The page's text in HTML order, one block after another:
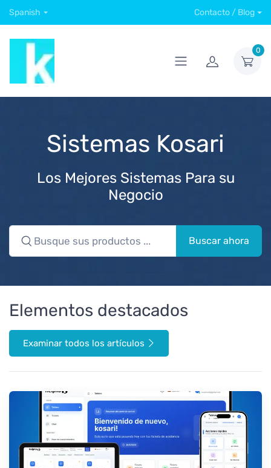
Spanish Contacto / Blog
0
Sistemas Kosari
Los Mejores Sistemas Para su
Negocio
Buscar ahora
Elementos destacados
Examinar todos los artículos